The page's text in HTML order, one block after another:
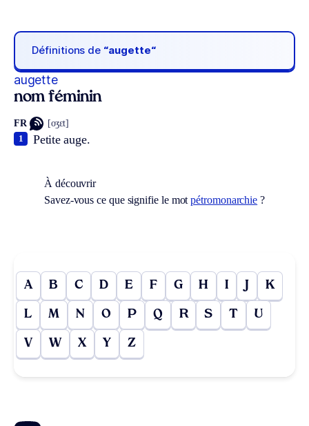
Définitions de “augette“
augette
nom féminin
FR [oʒɛt]
Petite auge.
1
À découvrir
Savez-vous ce que signifie le motpétromonarchie ?
A B C D E F G H I J K
L M N O P Q R S T U
V W X Y Z